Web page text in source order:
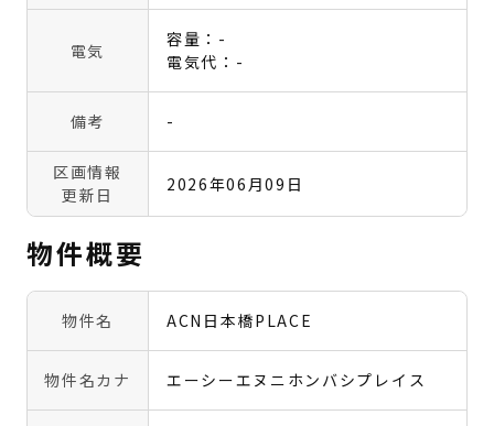
電気
容量：-
電気代：-
備考 -
区画情報
更新日
2026年06月09日
物件概要
物件名 ACN日本橋PLACE
物件名カナ エーシーエヌニホンバシプレイス